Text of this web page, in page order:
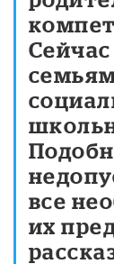
все
их